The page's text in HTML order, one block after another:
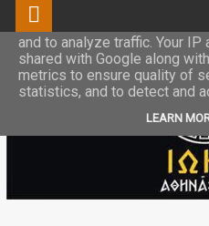
This site uses cookies from
and to analyze traffic. Your
shared with Google along
metrics to ensure quality of
statistics, and to detect and
LEARN